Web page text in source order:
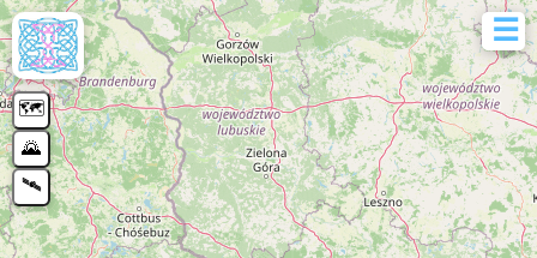
🗺️
🌄
🛰️
☰
🔍
📍
📍